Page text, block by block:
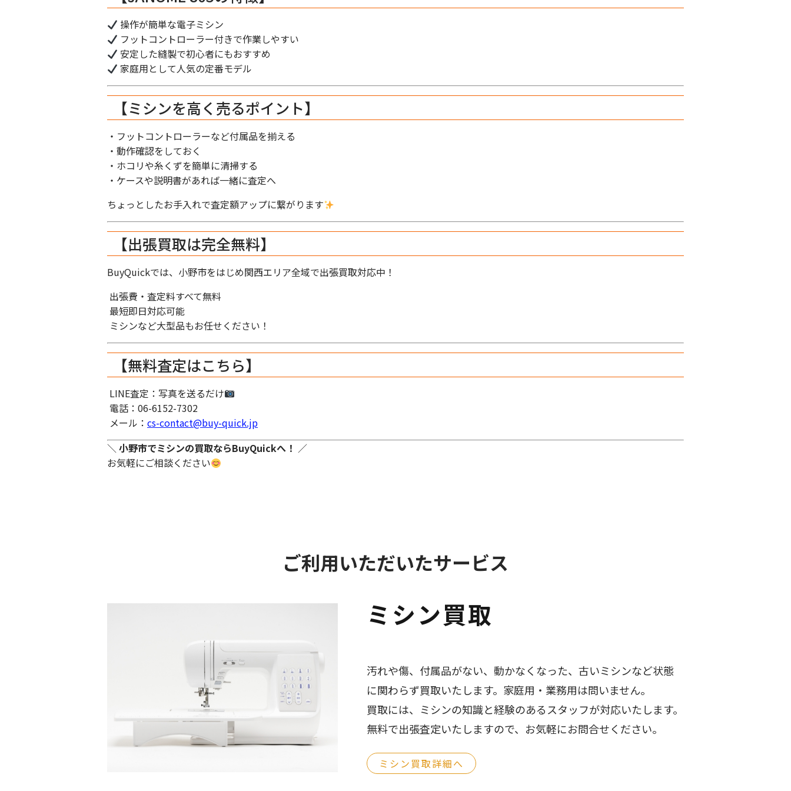
操作が簡単な電子ミシン
フットコントローラー付きで作業しやすい
安定した縫製で初心者にもおすすめ
家庭用として人気の定番モデル
【ミシンを高く売るポイント】
・フットコントローラーなど付属品を揃える
・動作確認をしておく
・ホコリや糸くずを簡単に清掃する
・ケースや説明書があれば一緒に査定へ
ちょっとしたお手入れで査定額アップに繋がります
【出張買取は完全無料】
BuyQuickでは、小野市をはじめ関西エリア全域で出張買取対応中！
出張費・査定料すべて無料
最短即日対応可能
ミシンなど大型品もお任せください！
【無料査定はこちら】
LINE査定：写真を送るだけ
電話：06-6152-7302
メール： cs-contact@buy-quick.jp
＼ 小野市でミシンの買取ならBuyQuickへ！ ／
お気軽にご相談ください
ご利用いただいたサービス
ミシン買取
汚れや傷、付属品がない、動かなくなった、古いミシンなど状態
に関わらず買取いたします。家庭用・業務用は問いません。
買取には、ミシンの知識と経験のあるスタッフが対応いたします。
無料で出張査定いたしますので、お気軽にお問合せください。
ミシン買取詳細へ